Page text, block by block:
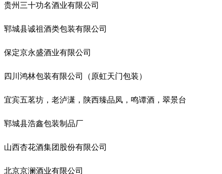
贵州三十功名酒业有限公司
郓城县诚祖酒类包装有限公司
保定京永盛酒业有限公司
四川鸿林包装有限公司（原虹天门包装）
宜宾五茗坊，老泸潇，陕西臻品凤，鸣谭酒，翠景台
郓城县浩鑫包装制品厂
山西杏花酒集团股份有限公司
北京京澜酒业有限公司